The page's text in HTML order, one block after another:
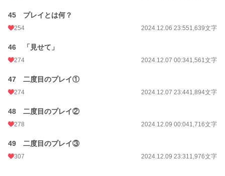
45 プレイとは何？
254 2024.12.06 23:551,639文字
46 「見せて」
274 2024.12.07 00:341,561文字
47 二度目のプレイ①
274 2024.12.07 23:441,894文字
48 二度目のプレイ②
278 2024.12.09 00:041,716文字
49 二度目のプレイ③
307 2024.12.09 23:311,976文字